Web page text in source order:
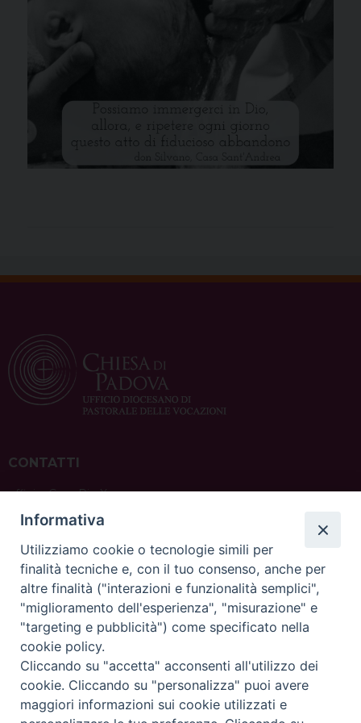
CONTATTI
ufficio: Casa Pio X
via Bonporti, 20 – 35141 Padova
tel: +39 351 619 2354
e mail:ufficiovocazionipadova@gmail.com
sede: Casa Sant'Andrea
via Valmarana, 20 – 35133 Padova
instagram:@casasantandreapadova
e mail:casasantandreapadova@gmail.com
Informativa
Utilizziamo cookie o tecnologie simili per
finalità tecniche e, con il tuo consenso, anche per
altre finalità ("interazioni e funzionalità semplici",
"miglioramento dell'esperienza", "misurazione" e
"targeting e pubblicità") come specificato nella
cookie policy.
Cliccando su "accetta" acconsenti all'utilizzo dei
cookie. Cliccando su "personalizza" puoi avere
maggiori informazioni sui cookie utilizzati e